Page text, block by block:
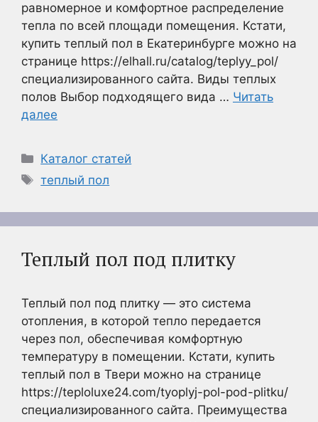
равномерное и комфортное распределение
тепла по всей площади помещения. Кстати,
купить теплый пол в Екатеринбурге можно на
странице https://elhall.ru/catalog/teplyy_pol/
специализированного сайта. Виды теплых
полов Выбор подходящего вида … Читать
далее
Рубрики
Каталог статей
Метки
теплый пол
Теплый пол под плитку
Теплый пол под плитку — это система
отопления, в которой тепло передается
через пол, обеспечивая комфортную
температуру в помещении. Кстати, купить
теплый пол в Твери можно на странице
https://teploluxe24.com/tyoplyj-pol-pod-plitku/
специализированного сайта. Преимущества